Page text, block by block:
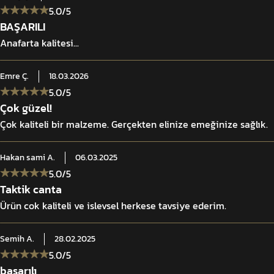
göre özelleştirilmesine imkân tanır. Ergonomik omuz yapısı
hızlı beden ayarı ve acil durumlarda tek hamlede kurtulma
5.0/5
BAŞARILI
Anafarta kalitesi...
EmreÇ. 18.03.2026
5.0/5
Çok güzel!
Çok kaliteli bir malzeme. Gerçekten elinize emeğinize sağlık.
Hakan samiA. 06.03.2025
5.0/5
Taktik canta
Ürün cok kaliteli ve islevsel herkese tavsiye ederim.
SemihA. 28.02.2025
5.0/5
başarılı